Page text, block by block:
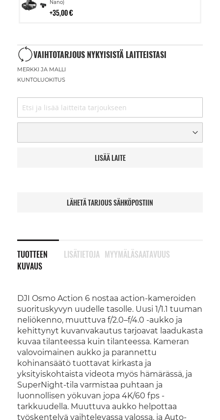
Nano)
35,00 €
ostoskoriin
VAIHTOTARJOUS NYKYISISTÄ LAITTEISTASI
MERKKI JA MALLI
KUNTOLUOKITUS
LISÄÄ LAITE
LÄHETÄ TARJOUS SÄHKÖPOSTIIN
TUOTTEEN
KUVAUS
DJI Osmo Action 6 nostaa action-kameroiden
suorituskyvyn uudelle tasolle. Uusi 1/1.1 tuuman
neliökenno, muuttuva f/2.0–f/4.0 -aukko ja
kehittynyt kuvanvakautus tarjoavat laadukasta
kuvaa tilanteessa kuin tilanteessa. Kameran
valovoimainen aukko ja parannettu
kohinansäätö tuottavat kirkasta ja
yksityiskohtaista videota myös hämärässä, ja
SuperNight-tila varmistaa puhtaan ja
luonnollisen yökuvan jopa 4K/60 fps -
tarkkuudella. Muuttuva aukko helpottaa
työskentelyä vaihtelevassa valossa, ja Auto-
LISÄTIETOJA MYYMÄLÄSAATAVUUS